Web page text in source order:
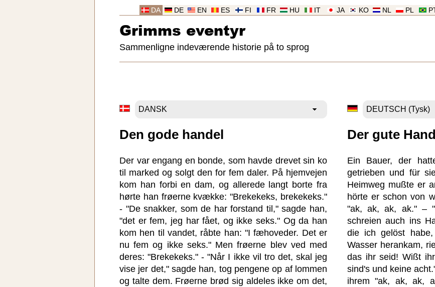
PL
NL
KO
JA
IT
HU
FR
FI
ES
EN
DE
DA
Grimms eventyr
Sammenligne indeværende historie på to sprog
Den gode handel Der gute
Der var engang en bonde, som havde drevet sin ko
til marked og solgt den for fem daler. På hjemvejen
kom han forbi en dam, og allerede langt borte fra
hørte han frøerne kvække: "Brekekeks, brekekeks."
- "De snakker, som de har forstand til," sagde han,
"det er fem, jeg har fået, og ikke seks." Og da han
kom hen til vandet, råbte han: "I fæhoveder. Det er
nu fem og ikke seks." Men frøerne blev ved med
deres: "Brekekeks." - "Når I ikke vil tro det, skal jeg
vise jer det," sagde han, tog pengene op af lommen
og talte dem. Frøerne brød sig aldeles ikke om det,
Ein Bauer, der
getrieben und für
Heimweg mußte er
hörte er schon von
"ak, ak, ak, ak." –
schreien auch ins
die ich gelöst
Wasser herankam,
das ihr seid! Wißt
sind's und keine
ihrem "ak, ak, ak,